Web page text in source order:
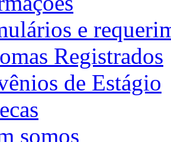
e
Registrados
de Estágio
somos